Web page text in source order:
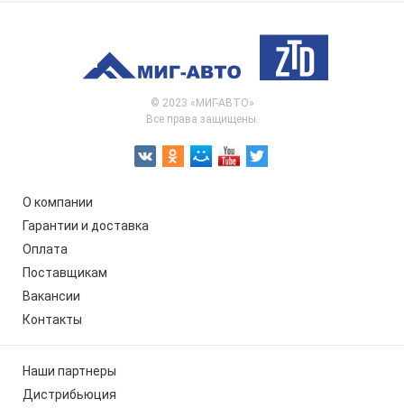
© 2023 «МИГ-АВТО»
Все права защищены.
О компании
Гарантии и доставка
Оплата
Поставщикам
Вакансии
Контакты
Наши партнеры
Дистрибьюция